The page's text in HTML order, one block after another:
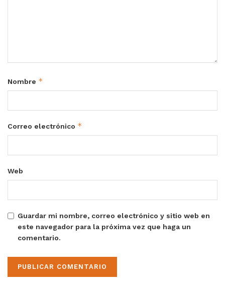
Nombre *
Correo electrónico *
Web
Guardar mi nombre, correo electrónico y sitio web en
este navegador para la próxima vez que haga un
comentario.